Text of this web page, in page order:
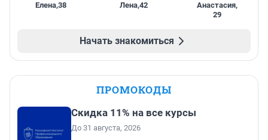
Елена,38 Лена,42 Анастасия,
29
Начать знакомиться
ПРОМОКОДЫ
Скидка 11% на все курсы
До 31 августа, 2026